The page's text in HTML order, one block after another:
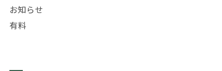
お知らせ
有料